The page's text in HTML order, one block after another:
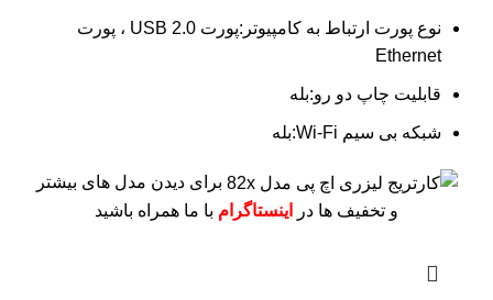
نوع پورت ارتباط به کامپیوتر:پورت USB 2.0 ، پورت
Ethernet
قابلیت چاپ دو رو:بله
شبکه بی سیم Wi-Fi:بله
برای دیدن مدل های بیشتر
و تخفیف ها در
اینستاگرام با ما همراه باشید